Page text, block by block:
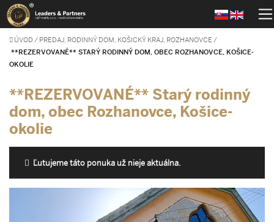
ÚVOD / PREDAJ, RODINNÝ DOM, KOŠICKÝ KRAJ, ROZHANOVCE /
**REZERVOVANÉ** STARÝ RODINNÝ DOM, OBEC ROZHANOVCE, KOŠICE-
OKOLIE
**REZERVOVANÉ** Starý rodinný
dom, obec Rozhanovce, Košice-
okolie
Ľutujeme táto ponuka už nieje aktuálna.